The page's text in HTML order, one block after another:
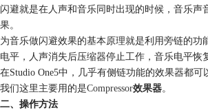
购买
闪避就是在人声和音乐同时出现的时候，音乐声
果。
为音乐做闪避效果的基本原理就是利用旁链的功
电平，人声消失后压缩器停止工作，音乐电平恢
在Studio One5中，几乎有侧链功能的效果器都可
我们这里主要用的是Compressor效果器。
二、操作方法